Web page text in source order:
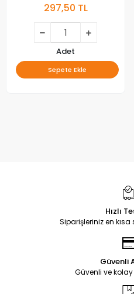
297,50 TL
Adet
Sepete Ekle
Hızlı
Siparişleriniz en kısa
Güvenli
Güvenli ve